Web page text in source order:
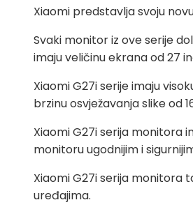
Xiaomi predstavlja svoju
Svaki monitor iz ove serije
imaju veličinu ekrana od 27
Xiaomi G27i serije imaju
brzinu osvježavanja slike od
Xiaomi G27i serija monitora
monitoru ugodnijim i
Xiaomi G27i serija monitora
uređajima.